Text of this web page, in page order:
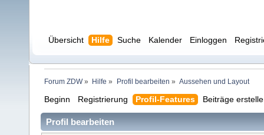
Übersicht Hilfe Suche Kalender Einloggen
Forum ZDW» Hilfe » Profil bearbeiten » Aussehen und Layout
Beginn Registrierung Profil-Features Beiträge
Profil bearbeiten